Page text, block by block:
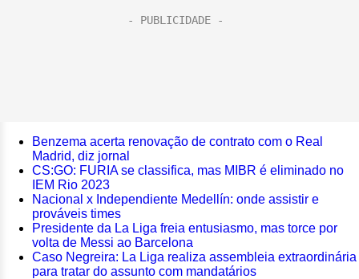
Benzema acerta renovação de contrato com o Real
Madrid, diz jornal
CS:GO: FURIA se classifica, mas MIBR é eliminado no
IEM Rio 2023
Nacional x Independiente Medellín: onde assistir e
prováveis times
Presidente da La Liga freia entusiasmo, mas torce por
volta de Messi ao Barcelona
Caso Negreira: La Liga realiza assembleia extraordinária
para tratar do assunto com mandatários